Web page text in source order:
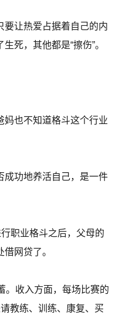
要让热爱占据着自己的内
死，其他都是“擦伤”。
妈也不知道格斗这个行业
成功地养活自己，是一件
职业格斗之后，父母的
网贷了。
。收入方面，每场比赛的
教练、训练、康复、买